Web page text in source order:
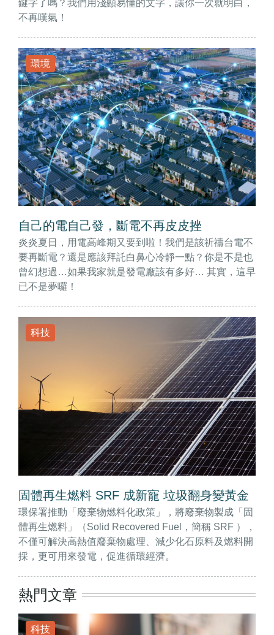
鍵字了嗎？我們用淺顯易懂的文字，讓你一次就明白，
不再嘆氣！
環境
自己的電自己發，斷電不再皮皮挫
炎炎夏日，用電高峰期又要到啦！我們是該祈禱台電不
要再斷電？還是應該拜託白鼻心冷靜一點？你是不是也
曾幻想過…如果我家就是發電廠該有多好… 其實，這早
已不是夢囉！
科技
固體再生燃料 SRF 成新寵 垃圾翻身變黃金
環保署推動「廢棄物燃料化政策」，將廢棄物製成「固
體再生燃料」（Solid Recovered Fuel，簡稱 SRF ），
不僅可解決高熱值廢棄物處理、減少化石原料及燃料開
採，更可用來發電，促進循環經濟。
熱門文章
科技